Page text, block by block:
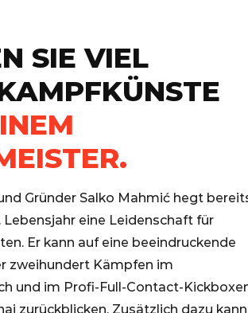
SIE VIEL
Gründer Salko Mahmić hegt
Lebensjahr eine Leidenschaft für
Er kann auf eine beeindruckende
zweihundert Kämpfen im
und im Profi-Full-Contact-
zurückblicken. Zusätzlich dazu